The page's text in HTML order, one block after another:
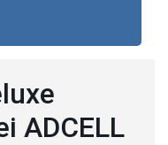
ADCELL